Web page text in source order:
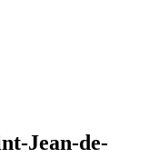
Jean-de-